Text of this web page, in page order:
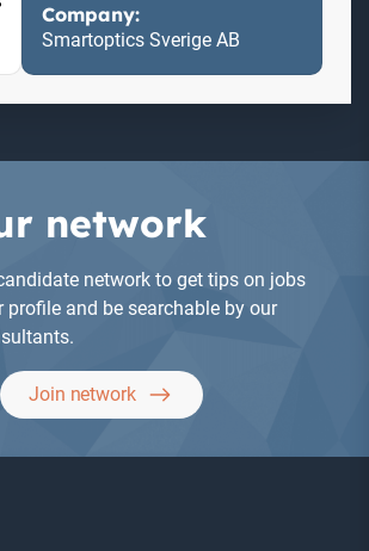
Company:
Smartoptics Sverige AB
network
network to get tips on jobs
and be searchable by our
Join network